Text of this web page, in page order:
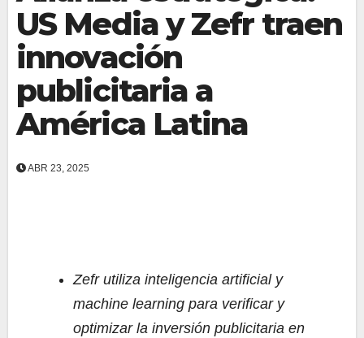
US Media y Zefr traen
innovación
publicitaria a
América Latina
ABR 23, 2025
Zefr utiliza inteligencia artificial y
machine learning para verificar y
optimizar la inversión publicitaria en